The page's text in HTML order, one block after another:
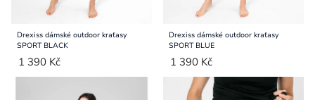
Drexiss dámské outdoor kraťasy
SPORT BLACK
1 390 Kč
Drexiss dámské outdoor kraťasy
SPORT BLUE
1 390 Kč